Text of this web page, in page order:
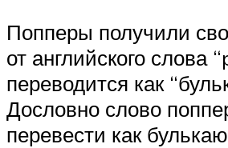
Попперы получили
от английского слова
переводится как
Дословно слово
перевести как